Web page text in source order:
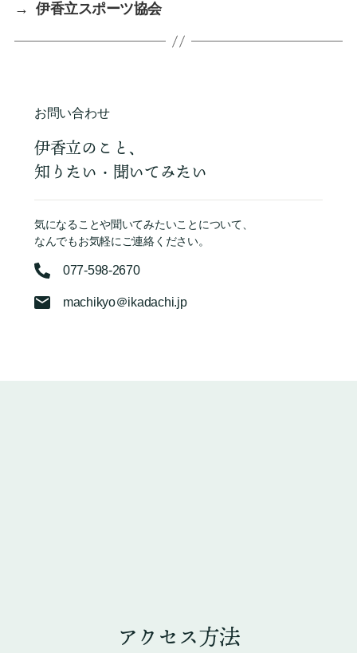
→
伊香立スポーツ協会
お問い合わせ
伊香立のこと、
知りたい・聞いてみたい
気になることや聞いてみたいことについて、
なんでもお気軽にご連絡ください。
077-598-2670
machikyo＠ikadachi.jp
アクセス方法